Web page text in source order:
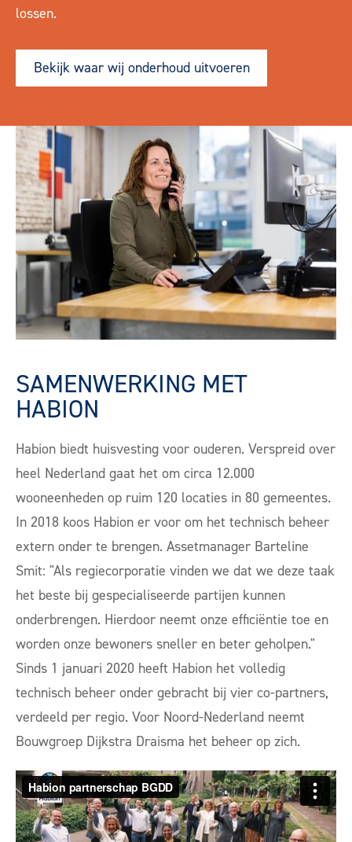
lossen.
Bekijk waar wij onderhoud uitvoeren
SAMENWERKING MET
HABION
Habion biedt huisvesting voor ouderen. Verspreid over
heel Nederland gaat het om circa 12.000
wooneenheden op ruim 120 locaties in 80 gemeentes.
In 2018 koos Habion er voor om het technisch beheer
extern onder te brengen. Assetmanager Barteline
Smit: "Als regiecorporatie vinden we dat we deze taak
het beste bij gespecialiseerde partijen kunnen
onderbrengen. Hierdoor neemt onze efficiëntie toe en
worden onze bewoners sneller en beter geholpen."
Sinds 1 januari 2020 heeft Habion het volledig
technisch beheer onder gebracht bij vier co-partners,
verdeeld per regio. Voor Noord-Nederland neemt
Bouwgroep Dijkstra Draisma het beheer op zich.